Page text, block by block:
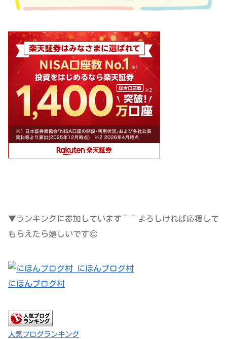
▼ランキングに参加しています＾＾よろしければ応援して
もらえたら嬉しいです◎
にほんブログ村
人気ブログランキング